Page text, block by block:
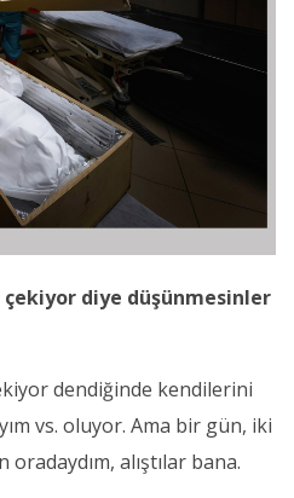
diye düşünmesinler
dendiğinde kendilerini
vs. oluyor. Ama bir gün, iki
alıştılar bana.